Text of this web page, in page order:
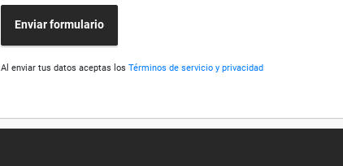
Enviar formulario
Al enviar tus datos aceptas losTérminos de servicio y privacidad